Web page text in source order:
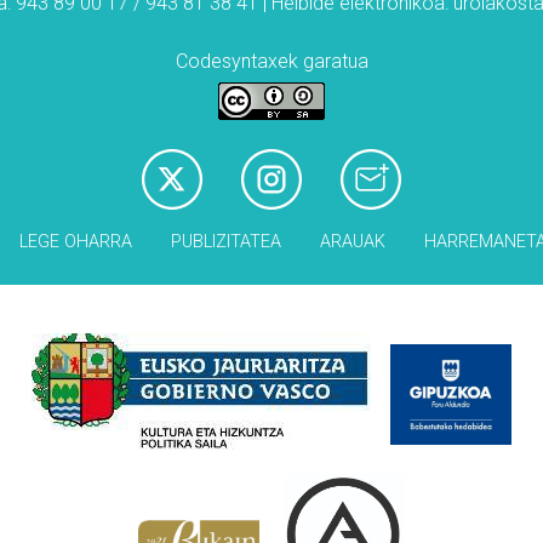
Codesyntaxek garatua
LEGE OHARRA PUBLIZITATEA ARAUAK